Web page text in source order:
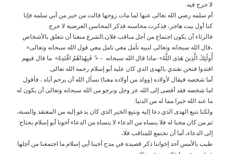
لا حرج فيه.
أم سلمه رضي الله تعالى عنها لما مات زوجها قالت من خير من أبي سلمه فإنا
كنا أول بيت هاجر، فذكرت محاسنه فذكر المحاسن العرضية لا حرج.
فالرثاء أن يكون اجتماع من أجل مناقب فلان،الشرع منعنا أن نتعلق بالأشخاص
،قال الله سبحانه وتعالى لنبيه تأمل معي تامل معي قول الله سبحانه وتعالى«
أُولَٰئِكَ الَّذِينَ هَدَى اللَّهُ» -ماذا قال الله سبحانه – « ۖ فَبِهُدَاهُمُ اقْتَدِهْ» ما قال فيهم
اقتدوا فنحن نقتدي بالهدى الذي كان عليه أبو إسلام رحمه الله تعالى.
أما شخصه فيقال لأولاده (وولد من أولاده معنا) نسأل الله أن يرحم أباه ، فأقول
اما شخصه فقد أفضى إلى الله عز وجل ونرجو من الله سبحانه وتعالى أن يكون له
ما عند الله خيرا مما له من الدنيا.
ولكنا نتبع الهدى الذي دعا إليه ونتبع الخير الذي كان يدعو إليه من المعتقد والسنة،
ثم من كان محبا له فلا ينساه من الدعاء لا ينساه من الدعاء أخونا أبو إسلام يحتاج
إلى الدعاء، أما أن نجتمع للمناقب فلا،
طيب بالأمس أحد إخواننا ذكر قصيدة في مدح أخينا أبي إسلام ما اجتمعنا من أجلها